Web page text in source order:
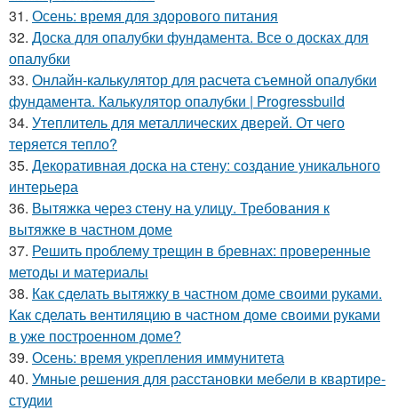
31. Осень: время для здорового питания
32. Доска для опалубки фундамента. Все о досках для
опалубки
33. Онлайн-калькулятор для расчета съемной опалубки
фундамента. Калькулятор опалубки | Progressbuild
34. Утеплитель для металлических дверей. От чего
теряется тепло?
35. Декоративная доска на стену: создание уникального
интерьера
36. Вытяжка через стену на улицу. Требования к
вытяжке в частном доме
37. Решить проблему трещин в бревнах: проверенные
методы и материалы
38. Как сделать вытяжку в частном доме своими руками.
Как сделать вентиляцию в частном доме своими руками
в уже построенном доме?
39. Осень: время укрепления иммунитета
40. Умные решения для расстановки мебели в квартире-
студии